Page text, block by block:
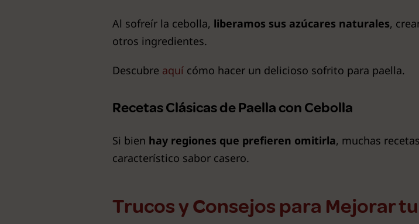
Al sofreír la cebolla, liberamos sus azúcares naturales,
otros ingredientes.
Descubre aquí cómo hacer un delicioso sofrito para paella.
Recetas Clásicas de Paella con Cebolla
Si bien hay regiones que prefieren omitirla, muchas
característico sabor casero.
Trucos y Consejos para Mejorar